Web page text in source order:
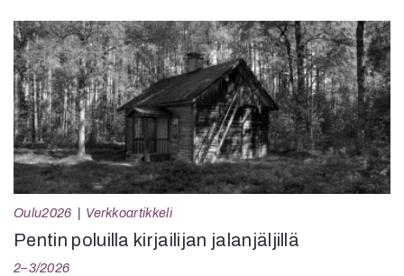
Oulu2026 Verkkoartikkeli
Pentin poluilla kirjailijan jalanjäljillä
2–3/2026